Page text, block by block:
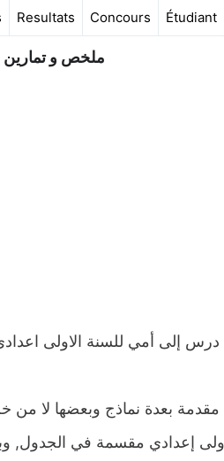
Resultats Concours Étudiant
ملخص و تمارين
مقدمة بعدة نماذج وبعضها لا من
إعدادي مقسمة في الجدول,